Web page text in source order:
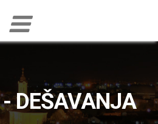
DEŠAVANJA